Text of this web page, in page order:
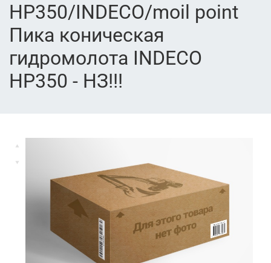
HP350/INDECO/moil point
Пика коническая
гидромолота INDECO
HP350 - НЗ!!!